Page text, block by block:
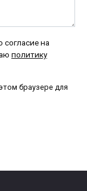
на
политику
браузере для